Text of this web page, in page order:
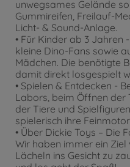
unwegsames Gelände
Gummireifen, Freilauf-
Licht- & Sound-Anlage.
• Für Kinder ab 3
kleine Dino-Fans sowie
Mädchen. Die benötigte
damit direkt losgespielt
• Spielen & Entdecken -
Labors, beim Öffnen der
der Tiere und
spielerisch ihre
• Über Dickie Toys – Die
Wir haben immer ein Ziel
Lächeln ins Gesicht zu